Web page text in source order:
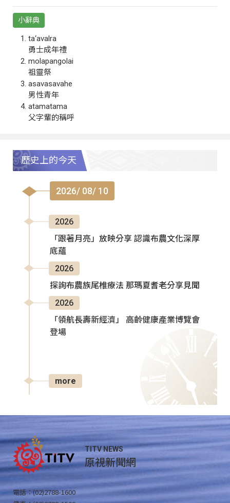
小辭典
ta‘avalra
勇士成年禮
molapangolai
祖靈祭
asavasavahe
男性青年
atamatama
父字輩的稱呼
歷史上的今天
2026/ 08/ 10
2026
「跟著月亮」放映分享 認識布農文化深厚
底蘊
2026
探詢布農族尾椎療法 那瑪夏耆老分享見聞
2026
「領航長壽新經濟」 高齡健康產業博覽會
登場
more
TITV NEWS
原視新聞網
電話：(02)2788-1600